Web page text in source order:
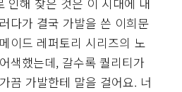
다가 결국 가발을 쓴 이희문
이드 레퍼토리 시리즈의 노
색했는데, 갈수록 퀄리티가
끔 가발한테 말을 걸어요. 너